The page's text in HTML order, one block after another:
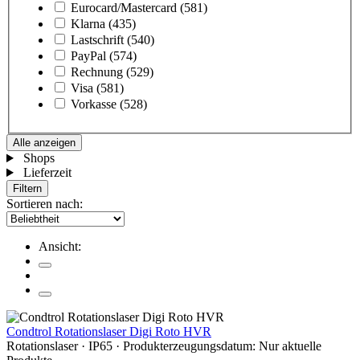
Eurocard/Mastercard (581)
Klarna (435)
Lastschrift (540)
PayPal (574)
Rechnung (529)
Visa (581)
Vorkasse (528)
Alle anzeigen
Shops
Lieferzeit
Filtern
Sortieren nach:
Ansicht:
Condtrol Rotationslaser Digi Roto HVR
Rotationslaser · IP65 · Produkterzeugungsdatum: Nur aktuelle